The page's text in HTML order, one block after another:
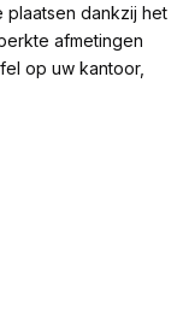
dankzij het
afmetingen
op uw kantoor,